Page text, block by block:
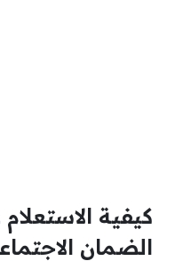
كيفية
الضمان